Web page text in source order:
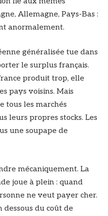
Allemagne, Pays-Bas :
anormalement.
généralisée tue dans
le surplus français.
produit trop, elle
pays voisins. Mais
tous les marchés
leurs propres stocks. Les
une soupape de
mécaniquement. La
joue à plein : quand
ne veut payer cher.
dessous du coût de